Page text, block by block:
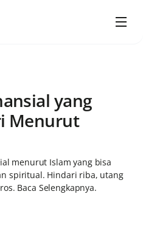
yang
Menurut
menurut Islam yang bisa
spiritual. Hindari riba, utang
Baca Selengkapnya.